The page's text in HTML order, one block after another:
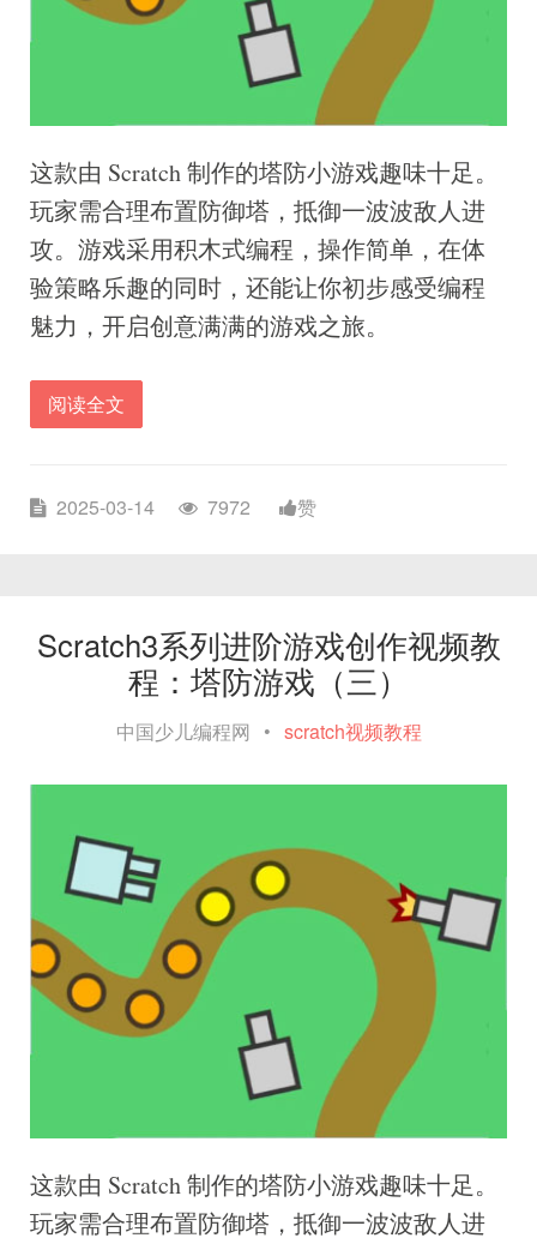
这款由 Scratch 制作的塔防小游戏趣味十足。
玩家需合理布置防御塔，抵御一波波敌人进
攻。游戏采用积木式编程，操作简单，在体
验策略乐趣的同时，还能让你初步感受编程
魅力，开启创意满满的游戏之旅。
阅读全文
2025-03-14 7972 赞
Scratch3系列进阶游戏创作视频教
程：塔防游戏（三）
中国少儿编程网 • scratch视频教程
这款由 Scratch 制作的塔防小游戏趣味十足。
玩家需合理布置防御塔，抵御一波波敌人进